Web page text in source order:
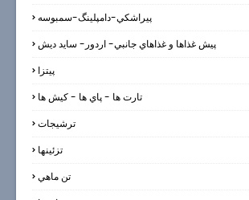
پيراشكي-دامپلينگ-سمبوسه
پيش غذاها و غذاهاي جانبي- اردور- سايد ديش
پیتزا
تارت ها - پاي ها - كيش ها
ترشيجات
تزئینها
تن ماهي